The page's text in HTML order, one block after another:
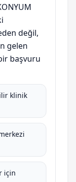
değil,
gelen
başvuru
klinik
için